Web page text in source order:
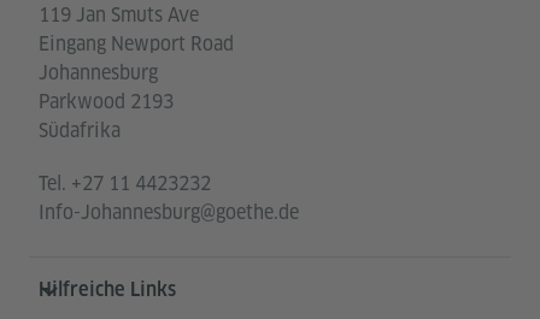
119 Jan Smuts Ave
Eingang Newport Road
Johannesburg
Parkwood 2193
Südafrika
Tel. +27 11 4423232
Info-Johannesburg@goethe.de
Hilfreiche Links